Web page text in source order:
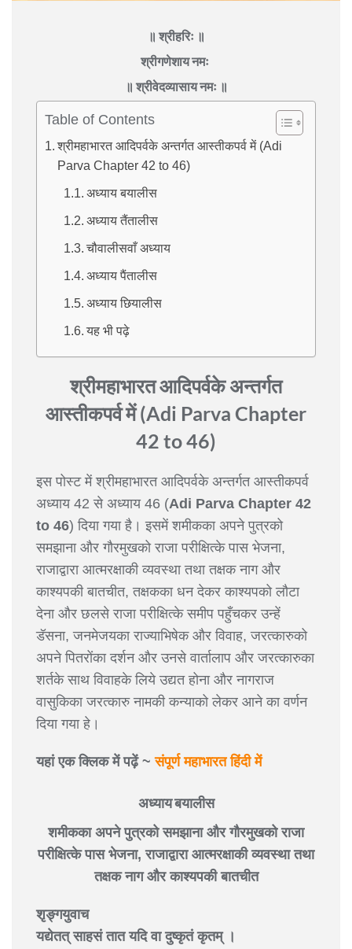
॥ श्रीहरिः ॥
श्रीगणेशाय नमः
॥ श्रीवेदव्यासाय नमः ॥
Table of Contents
श्रीमहाभारत आदिपर्वके अन्तर्गत आस्तीकपर्व में (Adi
Parva Chapter 42 to 46)
अध्याय बयालीस
अध्याय तैंतालीस
चौवालीसवाँ अध्याय
अध्याय पैंतालीस
अध्याय छियालीस
यह भी पढ़े
श्रीमहाभारत आदिपर्वके अन्तर्गत
आस्तीकपर्व में (Adi Parva Chapter
42 to 46)
इस पोस्ट में श्रीमहाभारत आदिपर्वके अन्तर्गत आस्तीकपर्व
अध्याय 42 से अध्याय 46 (Adi Parva Chapter 42
to 46) दिया गया है। इसमें शमीकका अपने पुत्रको
समझाना और गौरमुखको राजा परीक्षित्के पास भेजना,
राजाद्वारा आत्मरक्षाकी व्यवस्था तथा तक्षक नाग और
काश्यपकी बातचीत, तक्षकका धन देकर काश्यपको लौटा
देना और छलसे राजा परीक्षित्के समीप पहुँचकर उन्हें
डॅसना, जनमेजयका राज्याभिषेक और विवाह, जरत्कारुको
अपने पितरोंका दर्शन और उनसे वार्तालाप और जरत्कारुका
शर्तके साथ विवाहके लिये उद्यत होना और नागराज
वासुकिका जरत्कारु नामकी कन्याको लेकर आने का वर्णन
दिया गया हे।
यहां एक क्लिक में पढ़ें ~संपूर्ण महाभारत हिंदी में
अध्याय बयालीस
शमीकका अपने पुत्रको समझाना और गौरमुखको राजा
परीक्षित्के पास भेजना, राजाद्वारा आत्मरक्षाकी व्यवस्था तथा
तक्षक नाग और काश्यपकी बातचीत
शृङ्गयुवाच
यद्येतत् साहसं तात यदि वा दुष्कृतं कृतम् ।